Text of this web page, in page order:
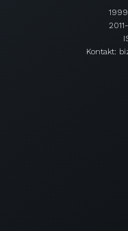
Kontakt: